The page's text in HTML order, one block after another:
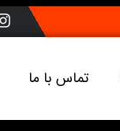
تماس با ما